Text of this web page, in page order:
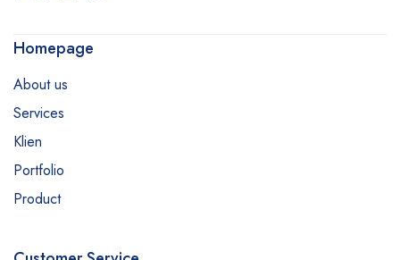
Homepage
About us
Services
Klien
Portfolio
Product